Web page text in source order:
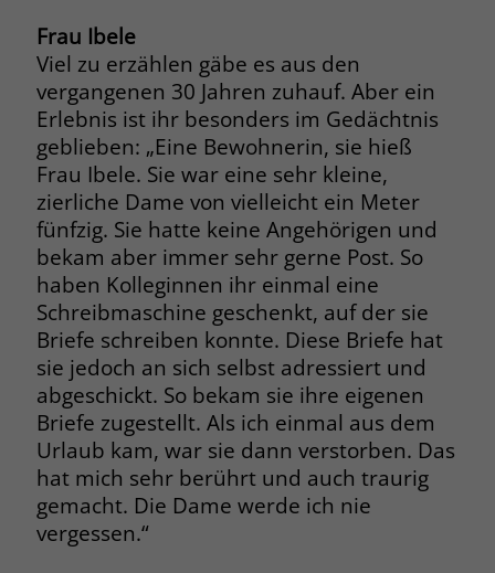
Frau Ibele
Viel zu erzählen gäbe es aus den
vergangenen 30 Jahren zuhauf. Aber ein
Erlebnis ist ihr besonders im Gedächtnis
geblieben: „Eine Bewohnerin, sie hieß
Frau Ibele. Sie war eine sehr kleine,
zierliche Dame von vielleicht ein Meter
fünfzig. Sie hatte keine Angehörigen und
bekam aber immer sehr gerne Post. So
haben Kolleginnen ihr einmal eine
Schreibmaschine geschenkt, auf der sie
Briefe schreiben konnte. Diese Briefe hat
sie jedoch an sich selbst adressiert und
abgeschickt. So bekam sie ihre eigenen
Briefe zugestellt. Als ich einmal aus dem
Urlaub kam, war sie dann verstorben. Das
hat mich sehr berührt und auch traurig
gemacht. Die Dame werde ich nie
vergessen.“
persönlich identifizierbaren
Informationen und wird von Facebook
nur platziert, um Daten an das
Unternehmen zurückzusenden.